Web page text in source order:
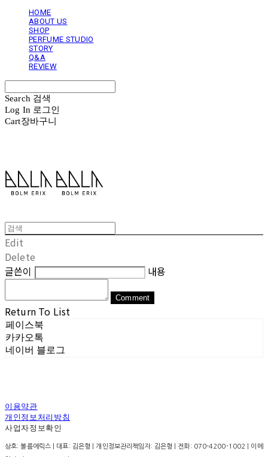
HOME
ABOUT US
SHOP
PERFUME STUDIO
STORY
Q&A
REVIEW
Search 검색
Log In 로그인
Cart장바구니
Edit
Delete
글쓴이
내용
Comment
Return To List
페이스북
카카오톡
네이버 블로그
이용약관
개인정보처리방침
사업자정보확인
상호: 볼름에릭스 | 대표: 김은형 | 개인정보관리책임자: 김은형 | 전화: 070-4200-1002 | 이메